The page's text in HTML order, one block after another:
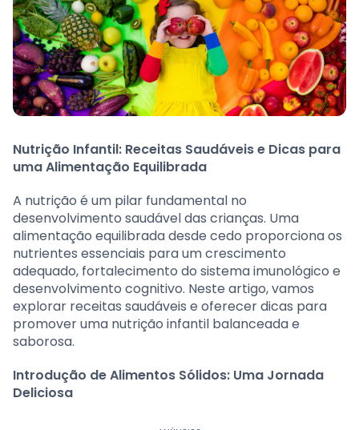
Nutrição Infantil: Receitas Saudáveis e Dicas para
uma Alimentação Equilibrada
A nutrição é um pilar fundamental no
desenvolvimento saudável das crianças. Uma
alimentação equilibrada desde cedo proporciona os
nutrientes essenciais para um crescimento
adequado, fortalecimento do sistema imunológico e
desenvolvimento cognitivo. Neste artigo, vamos
explorar receitas saudáveis e oferecer dicas para
promover uma nutrição infantil balanceada e
saborosa.
Introdução de Alimentos Sólidos: Uma Jornada
Deliciosa